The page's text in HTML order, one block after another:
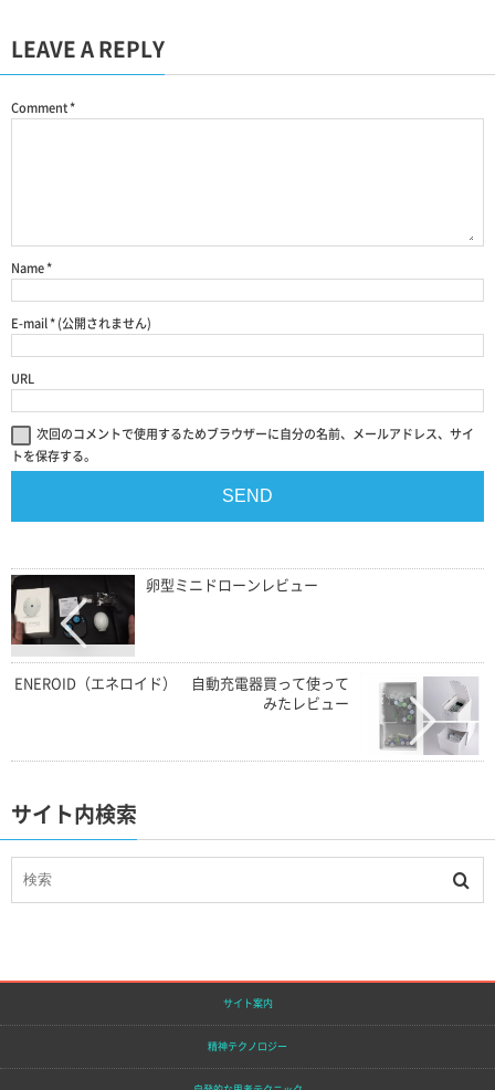
LEAVE A REPLY
Comment*
Name*
E-mail*(公開されません)
URL
次回のコメントで使用するためブラウザーに自分の名前、メールアドレス、サイ
トを保存する。
卵型ミニドローンレビュー
ENEROID（エネロイド） 自動充電器買って使って
みたレビュー
サイト内検索
サイト案内
精神テクノロジー